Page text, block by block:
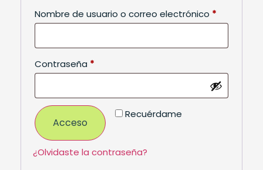
Nombre de usuario o correo electrónico *
Contraseña *
Recuérdame
Acceso
¿Olvidaste la contraseña?